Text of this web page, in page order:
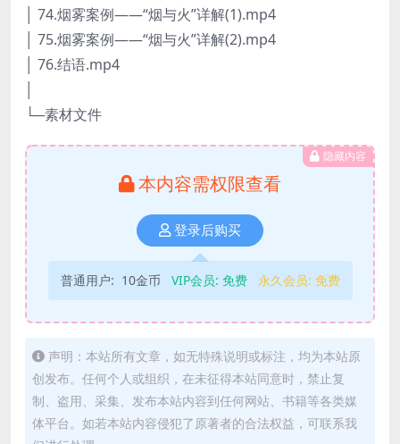
│ 74.烟雾案例——“烟与火”详解(1).mp4
│ 75.烟雾案例——“烟与火”详解(2).mp4
│ 76.结语.mp4
└─素材文件
隐藏内容
本内容需权限查看
登录后购买
普通用户: 10金币 VIP会员: 免费 永久会员: 免费
声明：本站所有文章，如无特殊说明或标注，均为本站原
创发布。任何个人或组织，在未征得本站同意时，禁止复
制、盗用、采集、发布本站内容到任何网站、书籍等各类媒
体平台。如若本站内容侵犯了原著者的合法权益，可联系我